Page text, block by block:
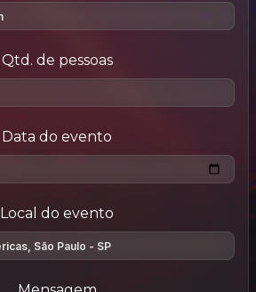
Qtd. de pessoas
Data do evento
Local do evento